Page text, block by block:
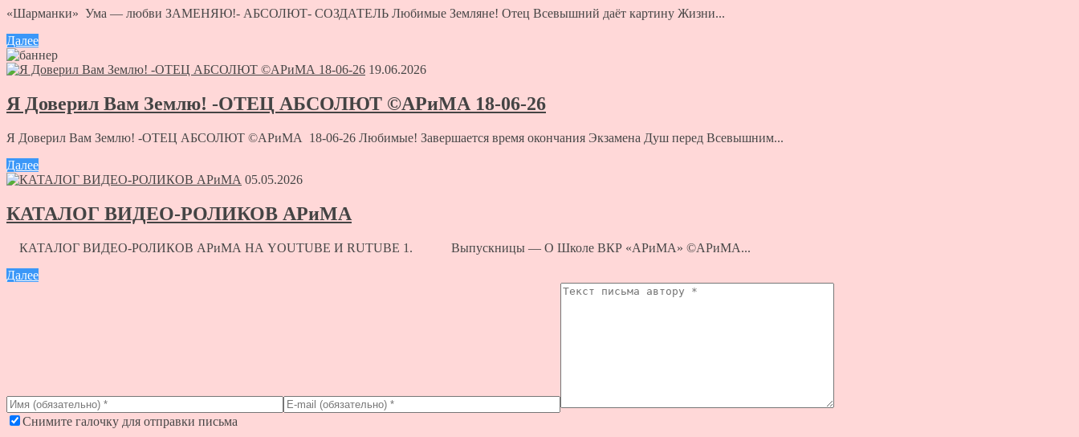
«Шарманки» Ума — любви ЗАМЕНЯЮ!- АБСОЛЮТ- СОЗДАТЕЛЬ Любимые Земляне! Отец Всевышний даёт картину Жизни...
Далее
19.06.2026
Я Доверил Вам Землю! -ОТЕЦ АБСОЛЮТ ©АРиМА 18-06-26
Я Доверил Вам Землю! -ОТЕЦ АБСОЛЮТ ©АРиМА 18-06-26 Любимые! Завершается время окончания Экзамена Душ перед Всевышним...
Далее
05.05.2026
КАТАЛОГ ВИДЕО-РОЛИКОВ АРиМА
КАТАЛОГ ВИДЕО-РОЛИКОВ АРиМА НА YOUTUBE И RUTUBE 1. Выпускницы — О Школе ВКР «АРиМА» ©АРиМА...
Далее
Снимите галочку для отправки письма